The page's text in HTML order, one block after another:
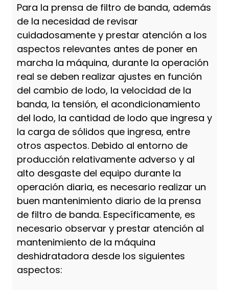
Para la prensa de filtro de banda, además
de la necesidad de revisar
cuidadosamente y prestar atención a los
aspectos relevantes antes de poner en
marcha la máquina, durante la operación
real se deben realizar ajustes en función
del cambio de lodo, la velocidad de la
banda, la tensión, el acondicionamiento
del lodo, la cantidad de lodo que ingresa y
la carga de sólidos que ingresa, entre
otros aspectos. Debido al entorno de
producción relativamente adverso y al
alto desgaste del equipo durante la
operación diaria, es necesario realizar un
buen mantenimiento diario de la prensa
de filtro de banda. Específicamente, es
necesario observar y prestar atención al
mantenimiento de la máquina
deshidratadora desde los siguientes
aspectos: